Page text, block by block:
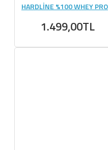
1.499,00TL